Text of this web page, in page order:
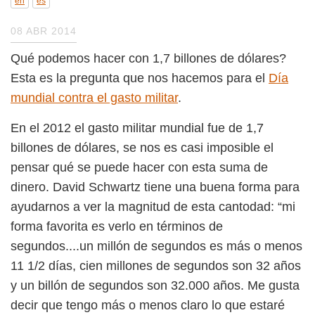
08 ABR 2014
Qué podemos hacer con 1,7 billones de dólares?
Esta es la pregunta que nos hacemos para el Día
mundial contra el gasto militar.
En el 2012 el gasto militar mundial fue de 1,7
billones de dólares, se nos es casi imposible el
pensar qué se puede hacer con esta suma de
dinero. David Schwartz tiene una buena forma para
ayudarnos a ver la magnitud de esta cantodad: “mi
forma favorita es verlo en términos de
segundos....un millón de segundos es más o menos
11 1/2 días, cien millones de segundos son 32 años
y un billón de segundos son 32.000 años. Me gusta
decir que tengo más o menos claro lo que estaré